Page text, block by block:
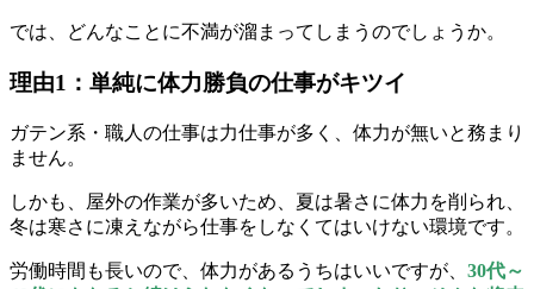
では、どんなことに不満が溜まってしまうのでしょうか。
理由1：単純に体力勝負の仕事がキツイ
ガテン系・職人の仕事は力仕事が多く、体力が無いと務まり
ません。
しかも、屋外の作業が多いため、夏は暑さに体力を削られ、
冬は寒さに凍えながら仕事をしなくてはいけない環境です。
労働時間も長いので、体力があるうちはいいですが、 30代～